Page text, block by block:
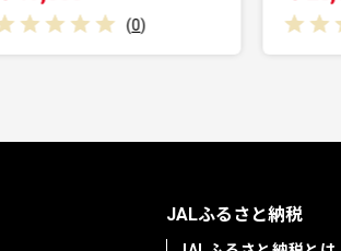
(0 ) (0 )
JALふるさと納税